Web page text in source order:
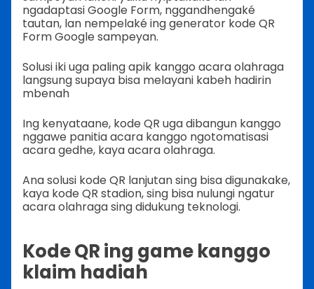
ngadaptasi Google Form, nggandhengaké
tautan, lan nempelaké ing generator kode QR
Form Google sampeyan.
Solusi iki uga paling apik kanggo acara olahraga
langsung supaya bisa melayani kabeh hadirin
mbenah
Ing kenyataane, kode QR uga dibangun kanggo
nggawe panitia acara kanggo ngotomatisasi
acara gedhe, kaya acara olahraga.
Ana solusi kode QR lanjutan sing bisa digunakake,
kaya kode QR stadion, sing bisa nulungi ngatur
acara olahraga sing didukung teknologi.
Kode QR ing game kanggo
klaim hadiah